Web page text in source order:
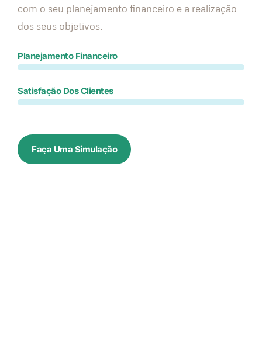
com o seu planejamento financeiro e a realização
dos seus objetivos.
Planejamento Financeiro
Satisfação Dos Clientes
Faça Uma Simulação